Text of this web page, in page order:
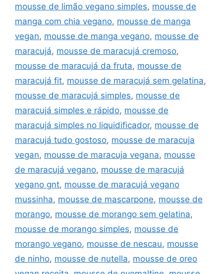
mousse de limão vegano simples, mousse de
manga com chia vegano, mousse de manga
vegan, mousse de manga vegano, mousse de
maracujá, mousse de maracujá cremoso,
mousse de maracujá da fruta, mousse de
maracujá fit, mousse de maracujá sem gelatina,
mousse de maracujá simples, mousse de
maracujá simples e rápido, mousse de
maracujá simples no liquidificador, mousse de
maracujá tudo gostoso, mousse de maracuja
vegan, mousse de maracuja vegana, mousse
de maracujá vegano, mousse de maracujá
vegano gnt, mousse de maracujá vegano
mussinha, mousse de mascarpone, mousse de
morango, mousse de morango sem gelatina,
mousse de morango simples, mousse de
morango vegano, mousse de nescau, mousse
de ninho, mousse de nutella, mousse de oreo